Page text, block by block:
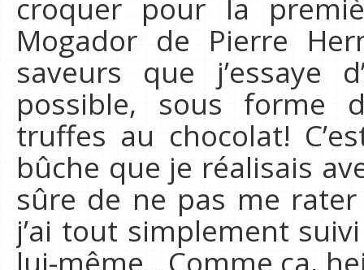
croquer pour la
Mogador de Pierre
saveurs que j’essaye
possible, sous forme
truffes au chocolat!
bûche que je réalisais
sûre de ne pas me
j’ai tout simplement
lui-même.. Comme ça,